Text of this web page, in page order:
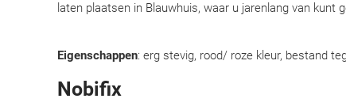
laten plaatsen in Blauwhuis, waar u jarenlang van kunt
Eigenschappen: erg stevig, rood/ roze kleur, bestand
Nobifix